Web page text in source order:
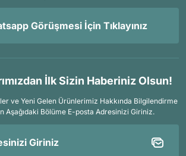
Görüşmesi İçin Tıklayınız
İlk Sizin Haberiniz Olsun!
ve Yeni Gelen Ürünlerimiz Hakkında Bilgilendirme
Aşağıdaki Bölüme E-posta Adresinizi Giriniz.